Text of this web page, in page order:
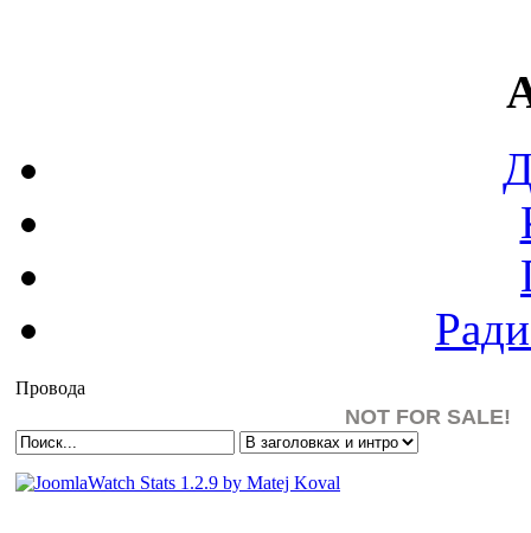
Провода
NOT FOR SALE!